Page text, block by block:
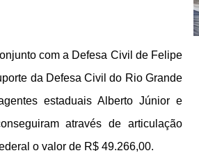
com a Defesa Civil de Felipe
da Defesa Civil do Rio Grande
estaduais Alberto Júnior e
através de articulação
o valor de R$ 49.266,00.